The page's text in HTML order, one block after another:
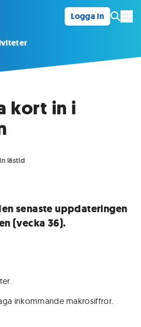
Logga in
kort in i
lästid
senaste uppdateringen
(vecka 36).
inkommande makrosiffror.